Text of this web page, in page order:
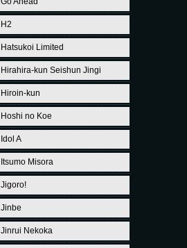
H2
Hatsukoi Limited
Hirahira-kun Seishun Jingi
Hiroin-kun
Hoshi no Koe
Idol A
Itsumo Misora
Jigoro!
Jinbe
Jinrui Nekoka